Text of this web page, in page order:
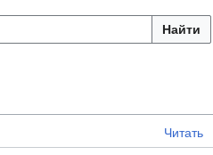
Найти
Читать